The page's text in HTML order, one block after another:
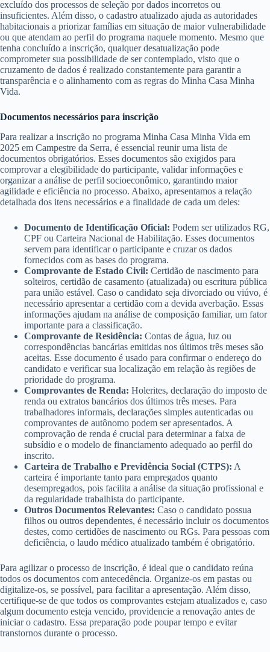
excluído dos processos de seleção por dados incorretos ou
insuficientes. Além disso, o cadastro atualizado ajuda as autoridades
habitacionais a priorizar famílias em situação de maior vulnerabilidade
ou que atendam ao perfil do programa naquele momento. Mesmo que
tenha concluído a inscrição, qualquer desatualização pode
comprometer sua possibilidade de ser contemplado, visto que o
cruzamento de dados é realizado constantemente para garantir a
transparência e o alinhamento com as regras do Minha Casa Minha
Vida.
Documentos necessários para inscrição
Para realizar a inscrição no programa Minha Casa Minha Vida em
2025 em Campestre da Serra, é essencial reunir uma lista de
documentos obrigatórios. Esses documentos são exigidos para
comprovar a elegibilidade do participante, validar informações e
organizar a análise de perfil socioeconômico, garantindo maior
agilidade e eficiência no processo. Abaixo, apresentamos a relação
detalhada dos itens necessários e a finalidade de cada um deles:
Documento de Identificação Oficial: Podem ser utilizados RG,
CPF ou Carteira Nacional de Habilitação. Esses documentos
servem para identificar o participante e cruzar os dados
fornecidos com as bases do programa.
Comprovante de Estado Civil: Certidão de nascimento para
solteiros, certidão de casamento (atualizada) ou escritura pública
para união estável. Caso o candidato seja divorciado ou viúvo, é
necessário apresentar a certidão com a devida averbação. Essas
informações ajudam na análise de composição familiar, um fator
importante para a classificação.
Comprovante de Residência: Contas de água, luz ou
correspondências bancárias emitidas nos últimos três meses são
aceitas. Esse documento é usado para confirmar o endereço do
candidato e verificar sua localização em relação às regiões de
prioridade do programa.
Comprovantes de Renda: Holerites, declaração do imposto de
renda ou extratos bancários dos últimos três meses. Para
trabalhadores informais, declarações simples autenticadas ou
comprovantes de autônomo podem ser apresentados. A
comprovação de renda é crucial para determinar a faixa de
subsídio e o modelo de financiamento adequado ao perfil do
inscrito.
Carteira de Trabalho e Previdência Social (CTPS): A
carteira é importante tanto para empregados quanto
desempregados, pois facilita a análise da situação profissional e
da regularidade trabalhista do participante.
Outros Documentos Relevantes: Caso o candidato possua
filhos ou outros dependentes, é necessário incluir os documentos
destes, como certidões de nascimento ou RGs. Para pessoas com
deficiência, o laudo médico atualizado também é obrigatório.
Para agilizar o processo de inscrição, é ideal que o candidato reúna
todos os documentos com antecedência. Organize-os em pastas ou
digitalize-os, se possível, para facilitar a apresentação. Além disso,
certifique-se de que todos os comprovantes estejam atualizados e, caso
algum documento esteja vencido, providencie a renovação antes de
iniciar o cadastro. Essa preparação pode poupar tempo e evitar
transtornos durante o processo.